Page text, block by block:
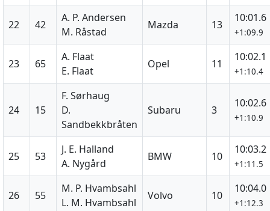
22 42
A. P. Andersen
M. Råstad
Mazda 13
10:01.6
+1:09.9
23 65
A. Flaat
E. Flaat
Opel 11
10:02.1
+1:10.4
24 15
F. Sørhaug
D.
Sandbekkbråten
Subaru 3
10:02.6
+1:10.9
25 53
J. E. Halland
A. Nygård
BMW 10
10:03.2
+1:11.5
26 55
M. P. Hvambsahl
L. M. Hvambsahl
Volvo 10
10:04.0
+1:12.3